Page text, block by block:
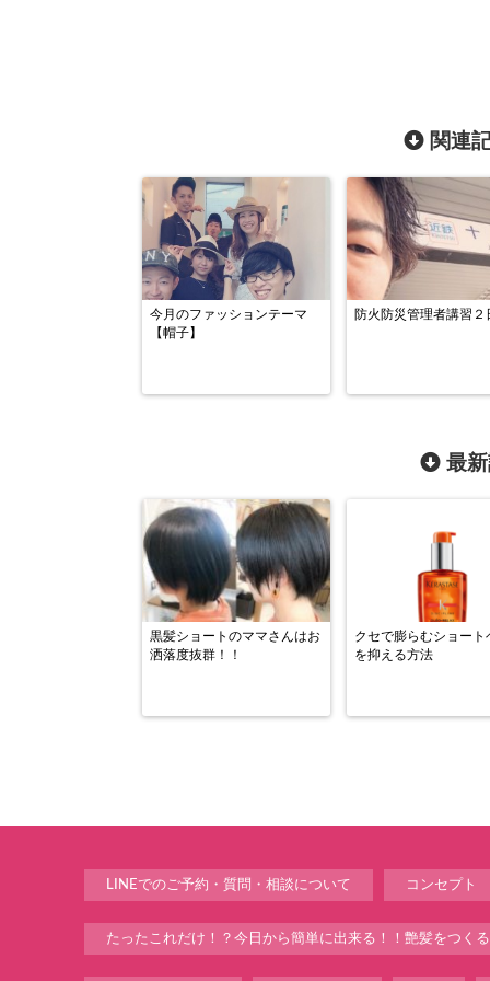
関連
今月のファッションテーマ
【帽子】
防火防災管理者講習２
最
黒髪ショートのママさんはお
洒落度抜群！！
クセで膨らむショート
を抑える方法
LINEでのご予約・質問・相談について コンセプト
たったこれだけ！？今日から簡単に出来る！！艶髪をつく